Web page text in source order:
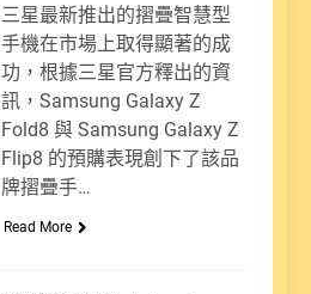
三星最新推出的摺疊智慧型
手機在市場上取得顯著的成
功，根據三星官方釋出的資
訊，Samsung Galaxy Z
Fold8 與 Samsung Galaxy Z
Flip8 的預購表現創下了該品
牌摺疊手…
Read More